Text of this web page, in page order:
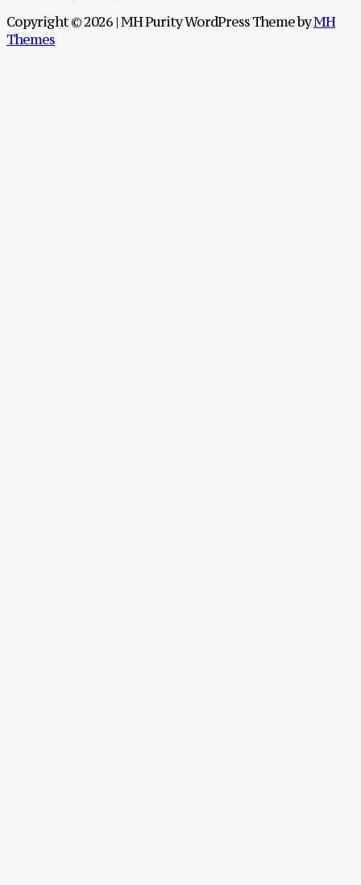
Copyright © 2026 | MH Purity WordPress Theme byMH
Themes